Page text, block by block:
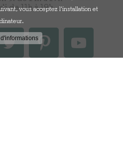
de 11h à 19h
vous acceptez l'installation et